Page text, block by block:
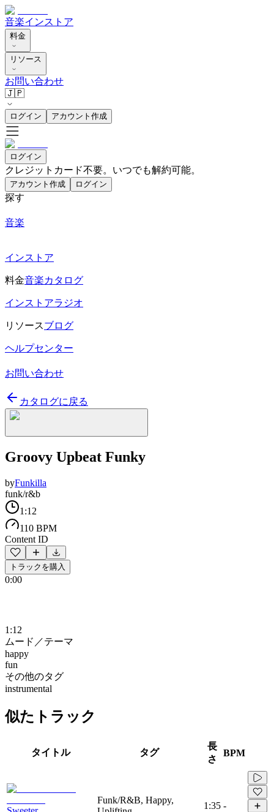
音楽インストア
料金
リソース
お問い合わせ
🇯🇵
ログイン アカウント作成
ログイン
クレジットカード不要。いつでも解約可能。
アカウント作成 ログイン
探す
音楽
インストア
料金音楽カタログ
インストアラジオ
リソースブログ
ヘルプセンター
お問い合わせ
カタログに戻る
Groovy Upbeat Funky
byFunkilla
funk/r&b
1:12
110 BPM
Content ID
トラックを購入
0:00
1:12
ムード／テーマ
happy
fun
その他のタグ
instrumental
似たトラック
タイトル タグ
長
さ
BPM
Funk/R&B, Happy,
1:35 -